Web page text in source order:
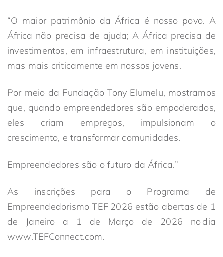
“O maior patrimônio da África é nosso povo. A
África não precisa de ajuda; A África precisa de
investimentos, em infraestrutura, em instituições,
mas mais criticamente em nossos jovens.
Por meio da Fundação Tony Elumelu, mostramos
que, quando empreendedores são empoderados,
eles criam empregos, impulsionam o
crescimento, e transformar comunidades.
Empreendedores são o futuro da África.”
As inscrições para o Programa de
Empreendedorismo TEF 2026 estão abertas de 1
de Janeiro a 1 de Março de 2026 no dia
www.TEFConnect.com.